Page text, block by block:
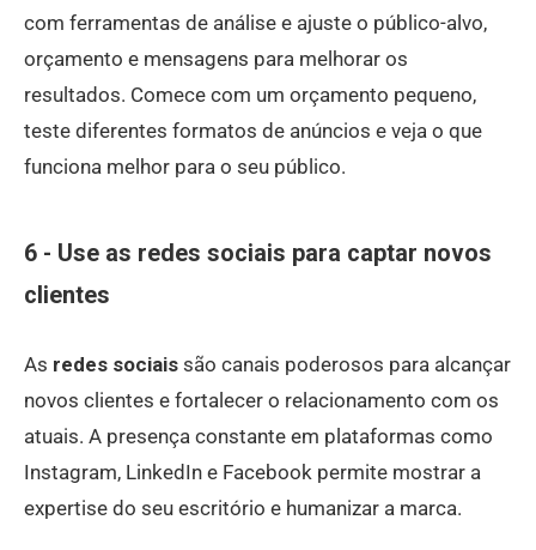
com ferramentas de análise e ajuste o público-alvo,
orçamento e mensagens para melhorar os
resultados. Comece com um orçamento pequeno,
teste diferentes formatos de anúncios e veja o que
funciona melhor para o seu público.
6 - Use as redes sociais para captar novos
clientes
As redes sociais são canais poderosos para alcançar
novos clientes e fortalecer o relacionamento com os
atuais. A presença constante em plataformas como
Instagram, LinkedIn e Facebook permite mostrar a
expertise do seu escritório e humanizar a marca.